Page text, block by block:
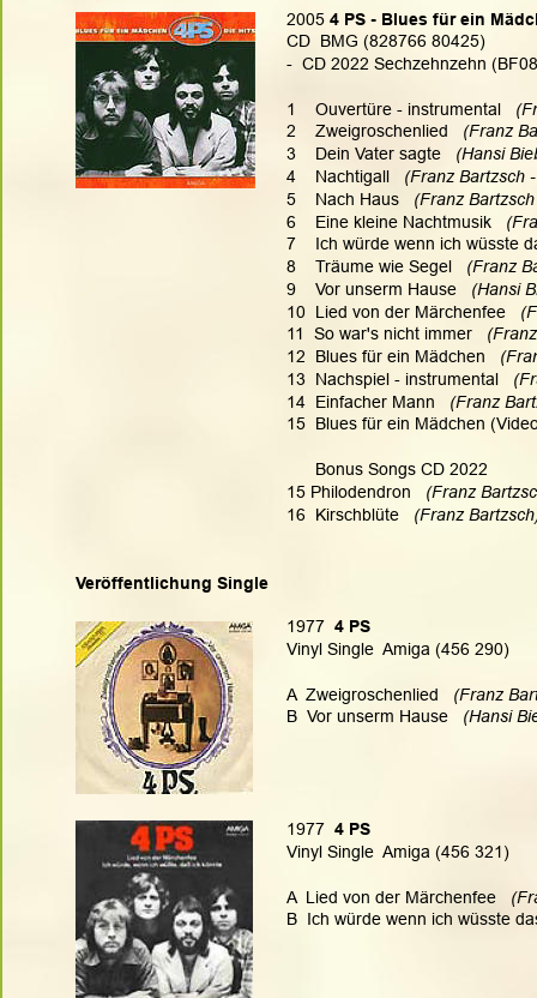
Veröffentlichung Single
2005 4 PS - Blues für ein
CD  BMG (828766 80425)
-  CD 2022 Sechzehnzehn
1    Ouvertüre - instrumental
2    Zweigroschenlied (Franz
3    Dein Vater sagte (Hansi
4    Nachtigall (Franz Bartzsch
5    Nach Haus
(Franz
6    Eine kleine Nachtmusik
7    Ich würde wenn ich wüsste
8    Träume wie Segel
(Franz
9    Vor unserm Hause (Hansi
10  Lied von der Märchenfee
11  So war's nicht immer
12  Blues für ein Mädchen
13  Nachspiel - instrumental
14  Einfacher Mann
(Franz
15  Blues für ein Mädchen
      Bonus Songs CD 2022
15 Philodendron (Franz
16  Kirschblüte (Franz
1977 4 PS
Vinyl Single  Amiga (456 290)
A  Zweigroschenlied
(Franz
B  Vor unserm Hause
(Hansi
1977
  4 PS
Vinyl Single  Amiga (456 321)
A  Lied von der Märchenfee
B  Ich würde wenn ich wüsste